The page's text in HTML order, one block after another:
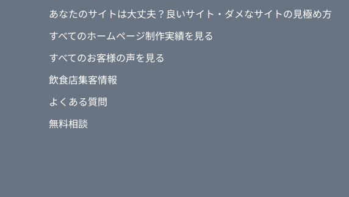
あなたのサイトは大丈夫？良いサイト・ダメなサイトの見極め方
すべてのホームページ制作実績を見る
すべてのお客様の声を見る
飲食店集客情報
よくある質問
無料相談